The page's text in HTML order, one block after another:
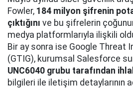
Fowler, 184 milyon şifrenin
çıktığını ve bu şifrelerin
medya platformlarıyla ilişkili
Bir ay sonra ise Google Threat
(GTIG), kurumsal Salesforce
UNC6040 grubu tarafından
bilgileri ile iletişim detaylarının